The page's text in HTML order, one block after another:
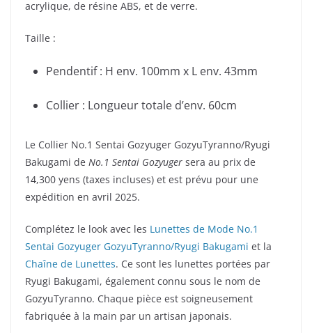
acrylique, de résine ABS, et de verre.
Taille :
Pendentif : H env. 100mm x L env. 43mm
Collier : Longueur totale d’env. 60cm
Le Collier No.1 Sentai Gozyuger GozyuTyranno/Ryugi
Bakugami de No.1 Sentai Gozyuger sera au prix de
14,300 yens (taxes incluses) et est prévu pour une
expédition en avril 2025.
Complétez le look avec les Lunettes de Mode No.1
Sentai Gozyuger GozyuTyranno/Ryugi Bakugami et la
Chaîne de Lunettes. Ce sont les lunettes portées par
Ryugi Bakugami, également connu sous le nom de
GozyuTyranno. Chaque pièce est soigneusement
fabriquée à la main par un artisan japonais.